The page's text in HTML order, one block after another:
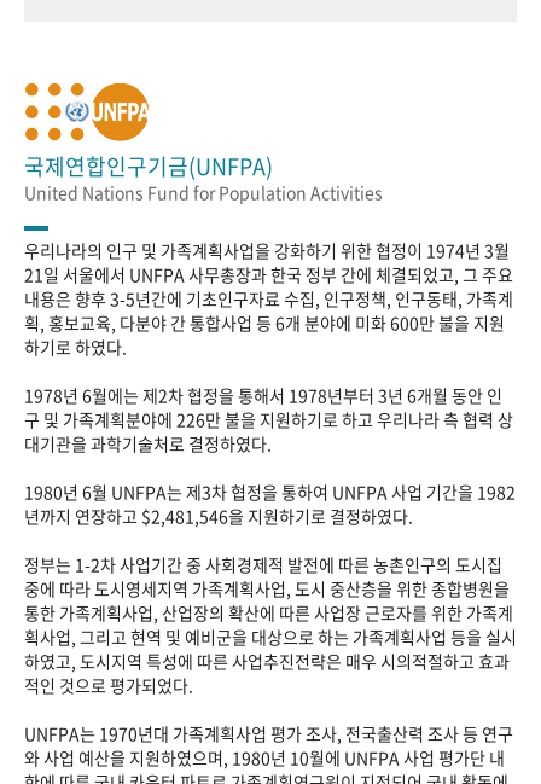
국제연합인구기금(UNFPA)
United Nations Fund for Population Activities
우리나라의 인구 및 가족계획사업을 강화하기 위한 협정이 1974년 3월
21일 서울에서 UNFPA 사무총장과 한국 정부 간에 체결되었고, 그 주요
내용은 향후 3-5년간에 기초인구자료 수집, 인구정책, 인구동태, 가족계
획, 홍보교육, 다분야 간 통합사업 등 6개 분야에 미화 600만 불을 지원
하기로 하였다.
1978년 6월에는 제2차 협정을 통해서 1978년부터 3년 6개월 동안 인
구 및 가족계획분야에 226만 불을 지원하기로 하고 우리나라 측 협력 상
대기관을 과학기술처로 결정하였다.
1980년 6월 UNFPA는 제3차 협정을 통하여 UNFPA 사업 기간을 1982
년까지 연장하고 $2,481,546을 지원하기로 결정하였다.
정부는 1-2차 사업기간 중 사회경제적 발전에 따른 농촌인구의 도시집
중에 따라 도시영세지역 가족계획사업, 도시 중산층을 위한 종합병원을
통한 가족계획사업, 산업장의 확산에 따른 사업장 근로자를 위한 가족계
획사업, 그리고 현역 및 예비군을 대상으로 하는 가족계획사업 등을 실시
하였고, 도시지역 특성에 따른 사업추진전략은 매우 시의적절하고 효과
적인 것으로 평가되었다.
UNFPA는 1970년대 가족계획사업 평가 조사, 전국출산력 조사 등 연구
와 사업 예산을 지원하였으며, 1980년 10월에 UNFPA 사업 평가단 내